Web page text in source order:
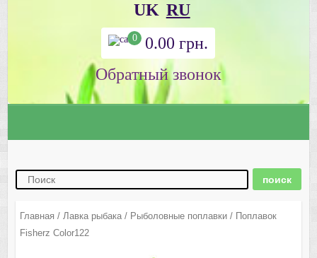
UK RU
0 0.00грн.
Главная / Лавка рыбака/ Рыболовные поплавки/ Поплавок
Fisherz Color122